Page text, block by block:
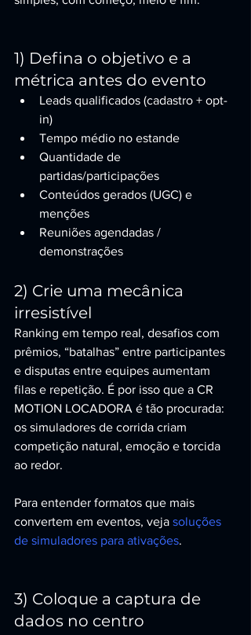
1) Defina o objetivo e a
métrica antes do evento
Leads qualificados (cadastro + opt-
in)
Tempo médio no estande
Quantidade de
partidas/participações
Conteúdos gerados (UGC) e
menções
Reuniões agendadas /
demonstrações
2) Crie uma mecânica
irresistível
Ranking em tempo real, desafios com
prêmios, “batalhas” entre participantes
e disputas entre equipes aumentam
filas e repetição. É por isso que a CR
MOTION LOCADORA é tão procurada:
os simuladores de corrida criam
competição natural, emoção e torcida
ao redor.
Para entender formatos que mais
convertem em eventos, veja soluções
de simuladores para ativações.
3) Coloque a captura de
dados no centro